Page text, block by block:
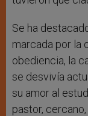
Se ha
marcada por la
obediencia, la
se desvivía
su amor al
pastor,